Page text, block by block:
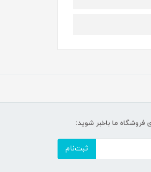
فروشگاه ما باخبر شوید:
ثبت‌نام